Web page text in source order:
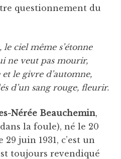
questionnement du
le ciel même s’étonne
ne veut pas mourir,
le givre d’automne,
d’un sang rouge, fleurir.
Nérée Beauchemin,
la foule), né le 20
juin 1931, c’est un
toujours revendiqué